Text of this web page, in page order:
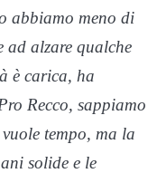
abbiamo meno di
ad alzare qualche
è carica, ha
Recco, sappiamo
tempo, ma la
solide e le